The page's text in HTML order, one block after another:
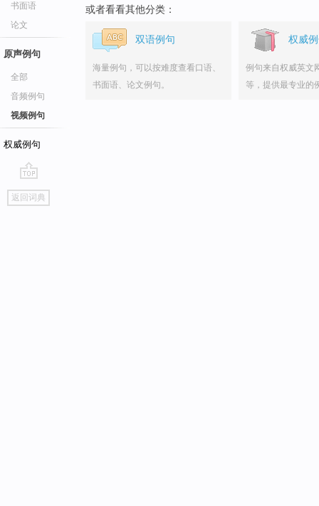
书面语
论文
原声例句
全部
音频例句
视频例句
权威例句
go
top
返回词典
或者看看其他分类：
双语例句
海量例句，可以按难度查看口语、
书面语、论文例句。
权威
例句来自权威英文
等，提供最专业的